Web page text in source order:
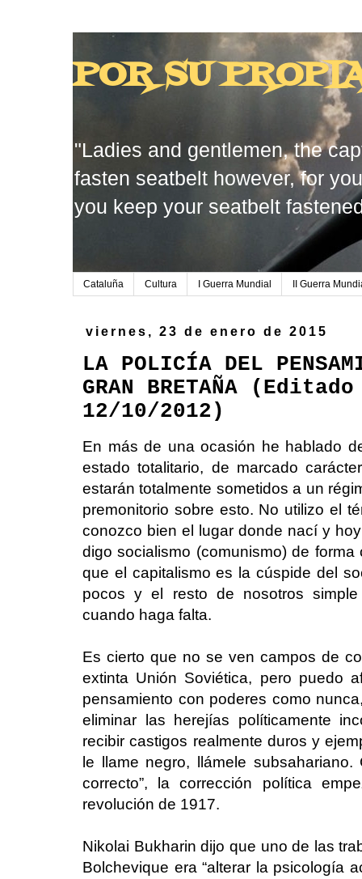
POR SU
"Ladies and gentlemen, the
fasten seatbelt however, for
you keep your seatbelt
Cataluña Cultura I Guerra Mundial II Guerra
viernes, 23 de enero de 2015
LA POLICÍA DEL
GRAN BRETAÑA
12/10/2012)
En más de una ocasión he hablado
estado totalitario, de marcado
estarán totalmente sometidos a un
premonitorio sobre esto. No utilizo el
conozco bien el lugar donde nací y
digo socialismo (comunismo) de
que el capitalismo es la cúspide del
pocos y el resto de nosotros
cuando haga falta.
Es cierto que no se ven campos de
extinta Unión Soviética, pero puedo
pensamiento con poderes como
eliminar las herejías políticamente
recibir castigos realmente duros y
le llame negro, llámele
correcto”, la corrección política
revolución de 1917.
Nikolai Bukharin dijo que uno de las
Bolchevique era “alterar la psicología